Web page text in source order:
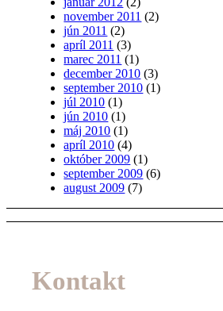
november 2011 (2)
jún 2011 (2)
apríl 2011 (3)
marec 2011 (1)
december 2010 (3)
september 2010 (1)
júl 2010 (1)
jún 2010 (1)
máj 2010 (1)
apríl 2010 (4)
október 2009 (1)
september 2009 (6)
august 2009 (7)
Kontakt